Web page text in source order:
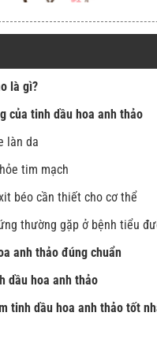
là gì?
của tinh dầu hoa anh thảo
làn da
tim mạch
béo cần thiết cho cơ thể
thường gặp ở bệnh tiểu
anh thảo đúng chuẩn
dầu hoa anh thảo
tinh dầu hoa anh thảo tốt